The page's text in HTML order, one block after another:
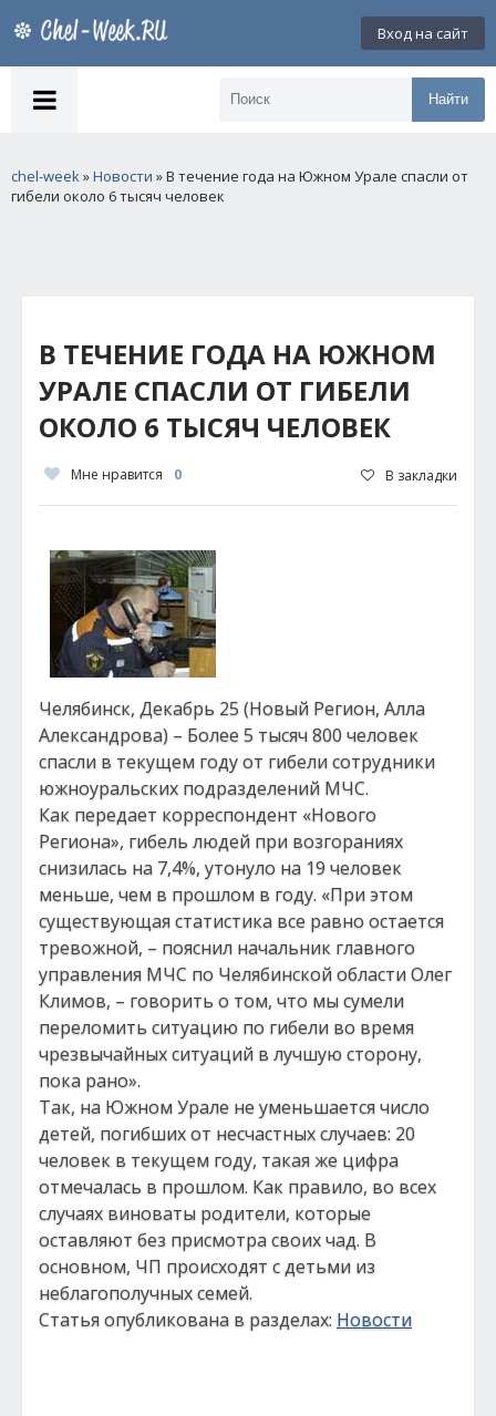
Вход на сайт
Найти
chel-week»Новости » В течение года на Южном Урале спасли от
гибели около 6 тысяч человек
В ТЕЧЕНИЕ ГОДА НА ЮЖНОМ
УРАЛЕ СПАСЛИ ОТ ГИБЕЛИ
ОКОЛО 6 ТЫСЯЧ ЧЕЛОВЕК
Мне нравится 0 В закладки
Челябинск, Декабрь 25 (Новый Регион, Алла
Александрова) – Более 5 тысяч 800 человек
спасли в текущем году от гибели сотрудники
южноуральских подразделений МЧС.
Как передает корреспондент «Нового
Региона», гибель людей при возгораниях
снизилась на 7,4%, утонуло на 19 человек
меньше, чем в прошлом в году. «При этом
существующая статистика все равно остается
тревожной, – пояснил начальник главного
управления МЧС по Челябинской области Олег
Климов, – говорить о том, что мы сумели
переломить ситуацию по гибели во время
чрезвычайных ситуаций в лучшую сторону,
пока рано».
Так, на Южном Урале не уменьшается число
детей, погибших от несчастных случаев: 20
человек в текущем году, такая же цифра
отмечалась в прошлом. Как правило, во всех
случаях виноваты родители, которые
оставляют без присмотра своих чад. В
основном, ЧП происходят с детьми из
неблагополучных семей.
Статья опубликована в разделах: Новости